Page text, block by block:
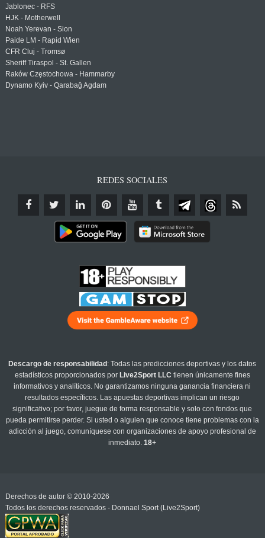
Jablonec - RFS
HJK - Motherwell
Noah Yerevan - Sion
Paide LM - Rapid Wien
CFR Cluj - Tromsø
Sheriff Tiraspol - St. Gallen
Raków Częstochowa - Hammarby
Dynamo Kyiv - Qarabağ Agdam
REDES SOCIALES
Descargo de responsabilidad : Todas las predicciones deportivas y los datos
estadísticos proporcionados por Live2Sport LLC tienen únicamente fines
informativos y analíticos. No garantizamos ninguna ganancia financiera ni
resultados específicos. Las apuestas deportivas implican un riesgo
significativo; por favor, juegue de forma responsable y solo con fondos que
pueda permitirse perder. Si usted o alguien que conoce tiene problemas con la
adicción al juego, comuníquese con organizaciones de apoyo profesional de
inmediato.18+
Derechos de autor © 2010-2026
Todos los derechos reservados - Donnael Sport (Live2Sport)